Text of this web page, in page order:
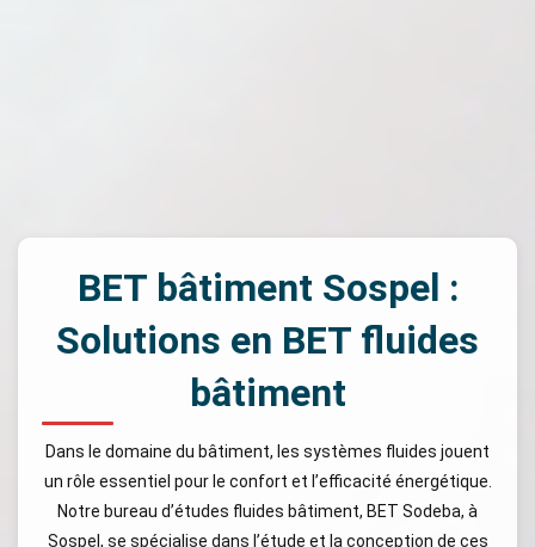
BET bâtiment Sospel :
Solutions en BET fluides
bâtiment
Dans le domaine du bâtiment, les systèmes fluides jouent
un rôle essentiel pour le confort et l’efficacité énergétique.
Notre bureau d’études fluides bâtiment, BET Sodeba, à
Sospel, se spécialise dans l’étude et la conception de ces